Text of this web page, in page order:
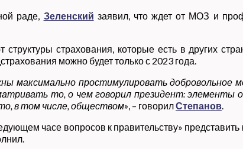
раде, Зеленский заявил, что ждет от МОЗ и
страхования, которые есть в других
можно будет только с 2023 года.
простимулировать добровольное
то, о чем говорил президент: элементы
в том числе, обществом», – говорилСтепанов.
часе вопросов к правительству»